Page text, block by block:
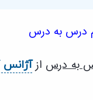
درس به درس
به درس ازآژانس